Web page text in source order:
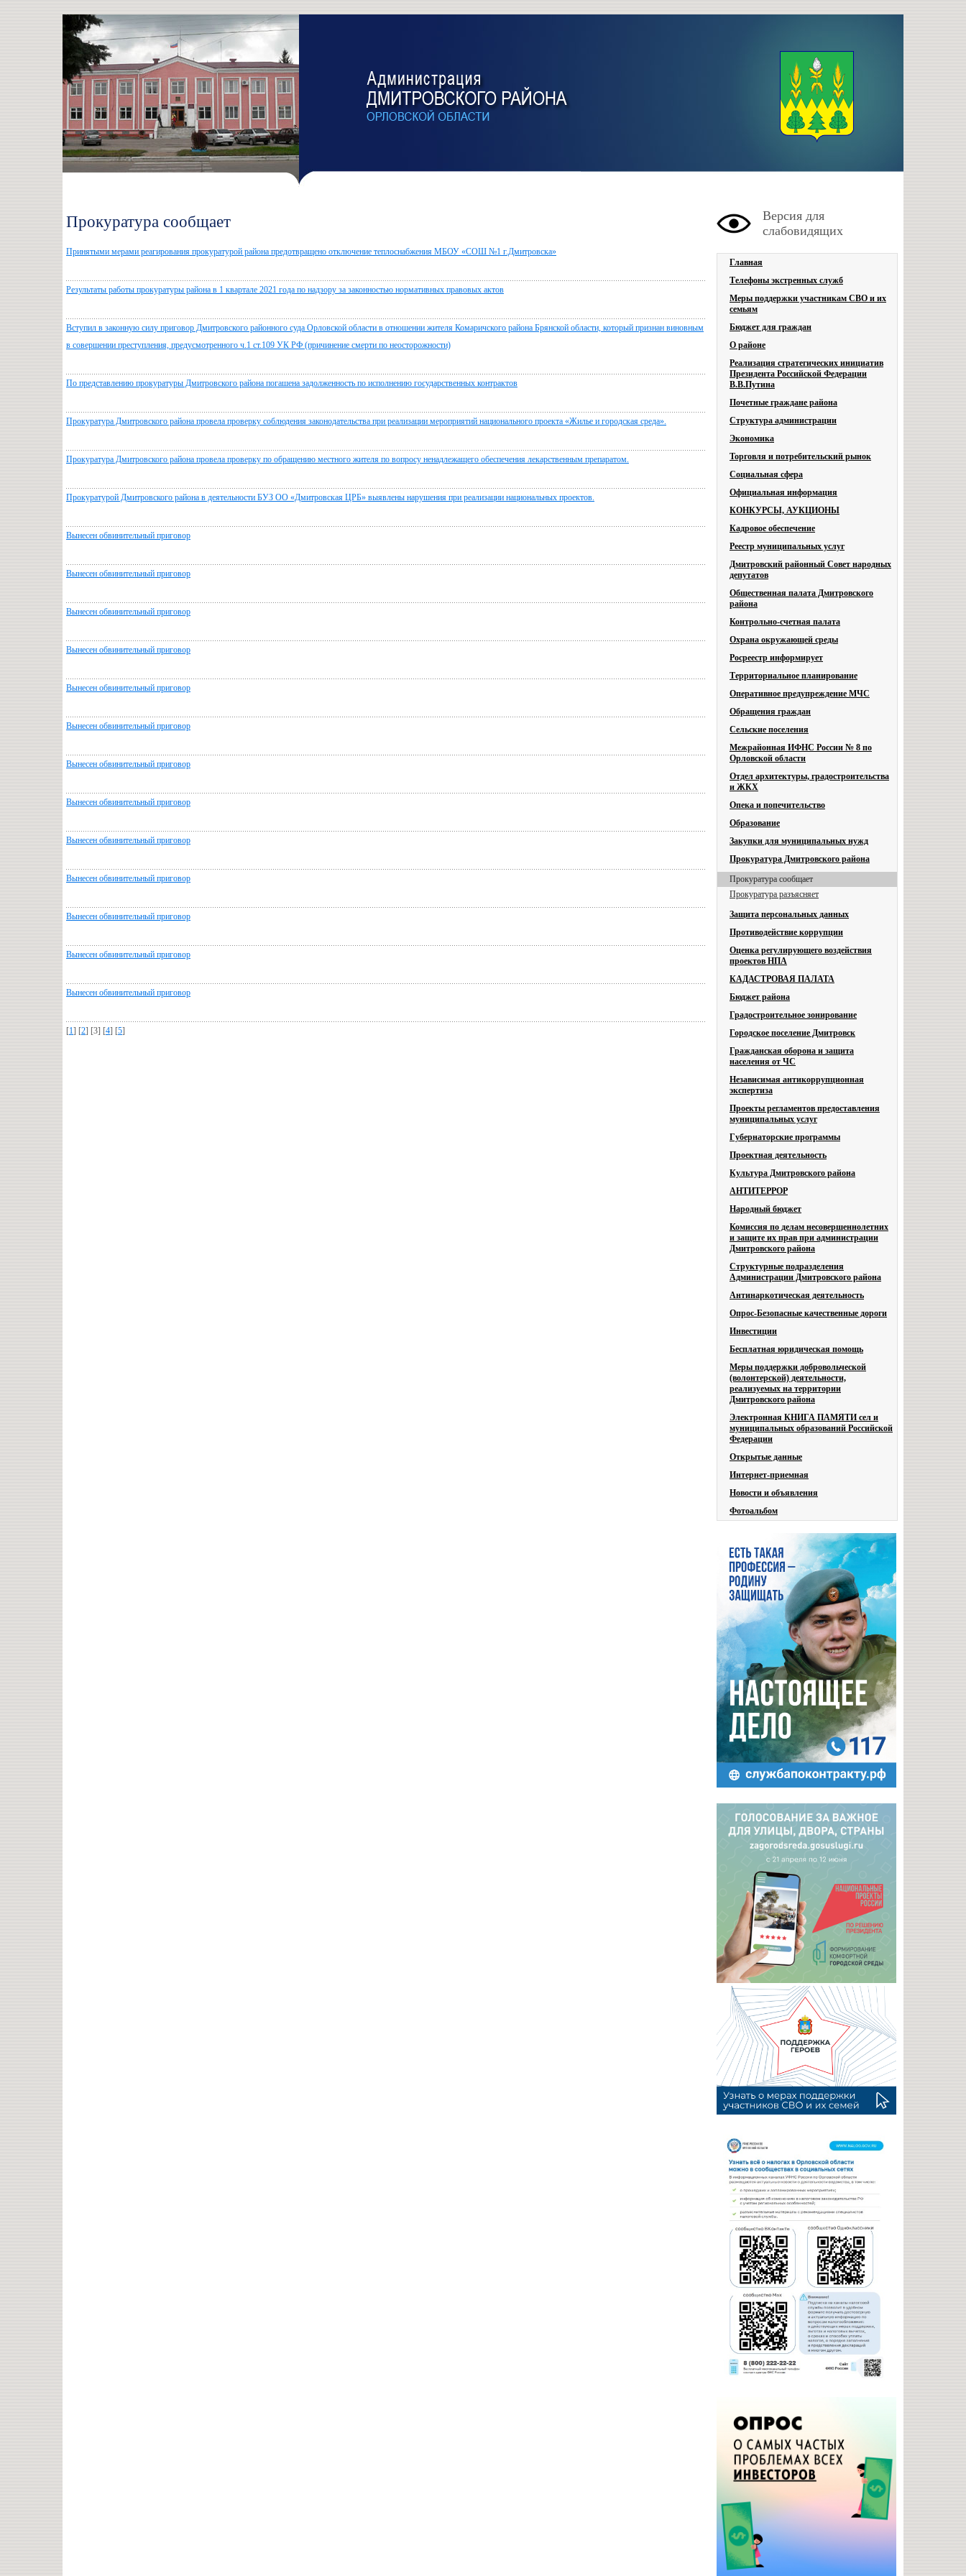
Прокуратура сообщает
Принятыми мерами реагирования прокуратурой района предотвращено отключение теплоснабжения МБОУ «СОШ №1 г.Дмитровска»
Результаты работы прокуратуры района в 1 квартале 2021 года по надзору за законностью нормативных правовых актов
Вступил в законную силу приговор Дмитровского районного суда Орловской области в отношении жителя Комаричского района Брянской области, который признан виновным
в совершении преступления, предусмотренного ч.1 ст.109 УК РФ (причинение смерти по неосторожности)
По представлению прокуратуры Дмитровского района погашена задолженность по исполнению государственных контрактов
Прокуратура Дмитровского района провела проверку соблюдения законодательства при реализации мероприятий национального проекта «Жилье и городская среда».
Прокуратура Дмитровского района провела проверку по обращению местного жителя по вопросу ненадлежащего обеспечения лекарственным препаратом.
Прокуратурой Дмитровского района в деятельности БУЗ ОО «Дмитровская ЦРБ» выявлены нарушения при реализации национальных проектов.
Вынесен обвинительный приговор
Вынесен обвинительный приговор
Вынесен обвинительный приговор
Вынесен обвинительный приговор
Вынесен обвинительный приговор
Вынесен обвинительный приговор
Вынесен обвинительный приговор
Вынесен обвинительный приговор
Вынесен обвинительный приговор
Вынесен обвинительный приговор
Вынесен обвинительный приговор
Вынесен обвинительный приговор
Вынесен обвинительный приговор
[1] [2] [3] [4] [5]
Версия для
слабовидящих
Главная
Телефоны экстренных служб
Меры поддержки участникам СВО и их
семьям
Бюджет для граждан
О районе
Реализация стратегических инициатив
Президента Российской Федерации
В.В.Путина
Почетные граждане района
Структура администрации
Экономика
Торговля и потребительский рынок
Социальная сфера
Официальная информация
КОНКУРСЫ, АУКЦИОНЫ
Кадровое обеспечение
Реестр муниципальных услуг
Дмитровский районный Совет народных
депутатов
Общественная палата Дмитровского
района
Контрольно-счетная палата
Охрана окружающей среды
Росреестр информирует
Территориальное планирование
Оперативное предупреждение МЧС
Обращения граждан
Сельские поселения
Межрайонная ИФНС России № 8 по
Орловской области
Отдел архитектуры, градостроительства
и ЖКХ
Опека и попечительство
Образование
Закупки для муниципальных нужд
Прокуратура Дмитровского района
Прокуратура сообщает
Прокуратура разъясняет
Защита персональных данных
Противодействие коррупции
Оценка регулирующего воздействия
проектов НПА
КАДАСТРОВАЯ ПАЛАТА
Бюджет района
Градостроительное зонирование
Городское поселение Дмитровск
Гражданская оборона и защита
населения от ЧС
Независимая антикоррупционная
экспертиза
Проекты регламентов предоставления
муниципальных услуг
Губернаторские программы
Проектная деятельность
Культура Дмитровского района
АНТИТЕРРОР
Народный бюджет
Комиссия по делам несовершеннолетних
и защите их прав при администрации
Дмитровского района
Структурные подразделения
Администрации Дмитровского района
Антинаркотическая деятельность
Опрос-Безопасные качественные дороги
Инвестиции
Бесплатная юридическая помощь
Меры поддержки добровольческой
(волонтерской) деятельности,
реализуемых на территории
Дмитровского района
Электронная КНИГА ПАМЯТИ сел и
муниципальных образований Российской
Федерации
Открытые данные
Интернет-приемная
Новости и объявления
Фотоальбом